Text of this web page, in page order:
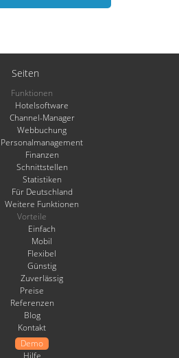
Seiten
Funktionen
Hotelsoftware
Channel-Manager
Webbuchung
Personalmanagement
Finanzen
Schnittstellen
Statistiken
Für Deutschland
Weitere Funktionen
Vorteile
Einfach
Mobil
Flexibel
Günstig
Zuverlässig
Preise
Referenzen
Blog
Kontakt
Demo
Hilfe